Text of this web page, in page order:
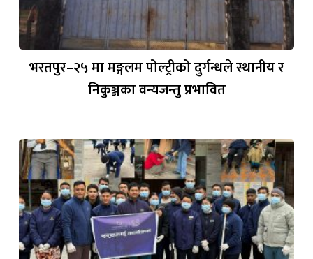
भरतपुर–२५ मा मङ्गलम पोल्ट्रीको दुर्गन्धले स्थानीय र
निकुञ्जका वन्यजन्तु प्रभावित